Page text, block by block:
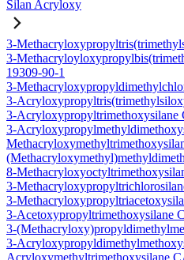
Silan Acryloxy
3-
3-
19309-90-1
3-
3-
3-Acryloxypropyltrimethoxysilane
3-
8-
3-
3-
3-Acetoxypropyltrimethoxysilane
3-
3-
Acryloxymethyltrimethoxysilane